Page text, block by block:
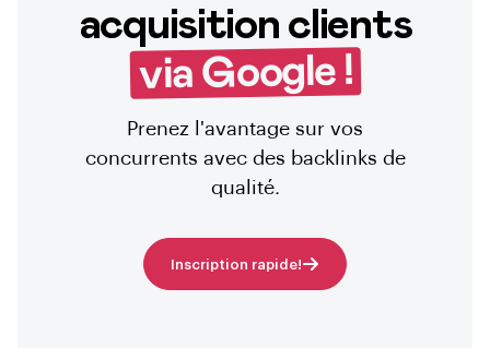
acquisition clients
via Google !
Prenez l'avantage sur vos
concurrents avec des backlinks de
qualité.
Inscription rapide!